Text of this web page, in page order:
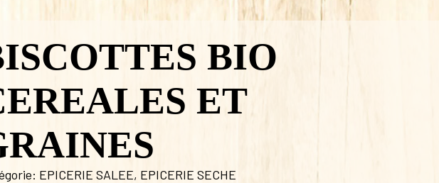
BIO
ET
EPICERIE SALEE, EPICERIE SECHE